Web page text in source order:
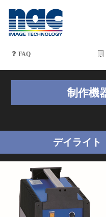
FAQ
制作機
デイライト